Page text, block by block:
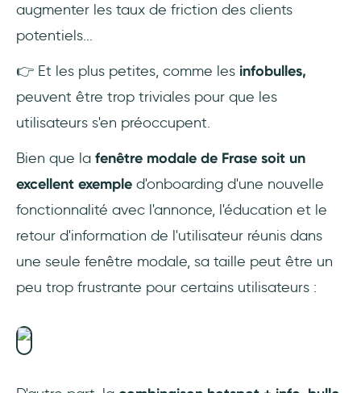
augmenter les taux de friction des clients
potentiels...
👉 Et les plus petites, comme les infobulles,
peuvent être trop triviales pour que les
utilisateurs s'en préoccupent.
Bien que la fenêtre modale de Frase soit un
excellent exemple d'onboarding d'une nouvelle
fonctionnalité avec l'annonce, l'éducation et le
retour d'information de l'utilisateur réunis dans
une seule fenêtre modale, sa taille peut être un
peu trop frustrante pour certains utilisateurs :